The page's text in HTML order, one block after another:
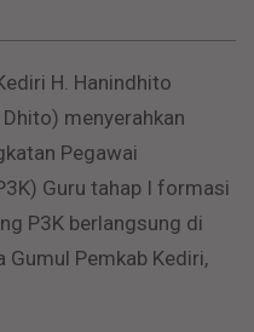
H. Hanindhito
menyerahkan
Pegawai
Guru tahap I formasi
P3K berlangsung di
Gumul Pemkab Kediri,